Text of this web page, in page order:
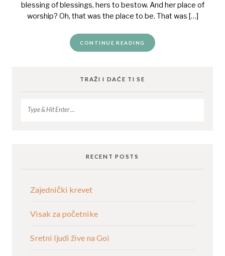
blessing of blessings, hers to bestow. And her place of
worship? Oh, that was the place to be. That was […]
CONTINUE READING
TRAŽI I DAĆE TI SE
RECENT POSTS
Zajednički krevet
Visak za početnike
Sretni ljudi žive na Goi